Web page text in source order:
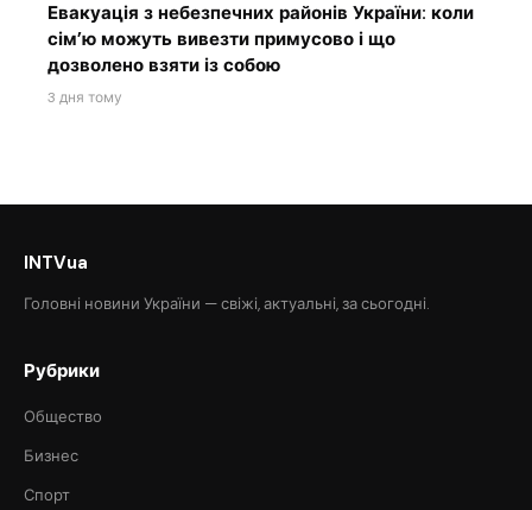
Евакуація з небезпечних районів України: коли
сім’ю можуть вивезти примусово і що
дозволено взяти із собою
3 дня тому
INTVua
Головні новини України — свіжі, актуальні, за сьогодні.
Рубрики
Общество
Бизнес
Спорт